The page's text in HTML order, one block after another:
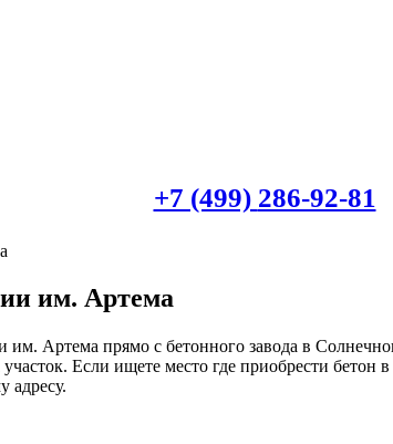
+7 (499) 286-92-81
им. Артема
Артема прямо с бетонного завода в
участок. Если ищете место где приобрести
адресу.